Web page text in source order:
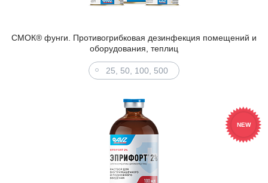
СМОК® фунги. Противогрибковая дезинфекция помещений и
оборудования, теплиц
25, 50, 100, 500
NEW